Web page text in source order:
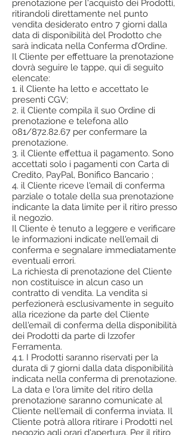
prenotazione per l'acquisto dei Prodotti,
ritirandoli direttamente nel punto
vendita desiderato entro 7 giorni dalla
data di disponibilità del Prodotto che
sarà indicata nella Conferma d’Ordine.
Il Cliente per effettuare la prenotazione
dovrà seguire le tappe, qui di seguito
elencate:
1. il Cliente ha letto e accettato le
presenti CGV;
2. il Cliente compila il suo Ordine di
prenotazione e telefona allo
081/872.82.67 per confermare la
prenotazione.
3. il Cliente effettua il pagamento. Sono
accettati solo i pagamenti con Carta di
Credito, PayPal, Bonifico Bancario ;
4. il Cliente riceve l'email di conferma
parziale o totale della sua prenotazione
indicante la data limite per il ritiro presso
il negozio.
Il Cliente è tenuto a leggere e verificare
le informazioni indicate nell'email di
conferma e segnalare immediatamente
eventuali errori.
La richiesta di prenotazione del Cliente
non costituisce in alcun caso un
contratto di vendita. La vendita si
perfezionerà esclusivamente in seguito
alla ricezione da parte del Cliente
dell'email di conferma della disponibilità
dei Prodotti da parte di Izzofer
Ferramenta.
4.1. I Prodotti saranno riservati per la
durata di 7 giorni dalla data disponibilità
indicata nella conferma di prenotazione.
La data e l'ora limite del ritiro della
prenotazione saranno comunicate al
Cliente nell'email di conferma inviata. Il
Cliente potrà allora ritirare i Prodotti nel
negozio agli orari d'apertura. Per il ritiro